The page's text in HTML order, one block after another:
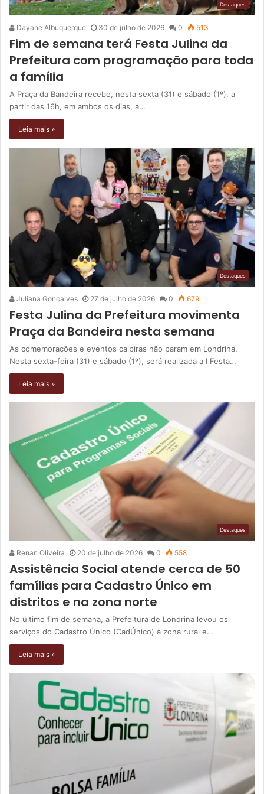
Destaques
Dayane Albuquerque 30 de julho de 2026 0 513
Fim de semana terá Festa Julina da
Prefeitura com programação para toda
a família
A Praça da Bandeira recebe, nesta sexta (31) e sábado (1º), a
partir das 16h, em ambos os dias, a…
Leia mais »
Destaques
Juliana Gonçalves 27 de julho de 2026 0 679
Festa Julina da Prefeitura movimenta
Praça da Bandeira nesta semana
As comemorações e eventos caipiras não param em Londrina.
Nesta sexta-feira (31) e sábado (1º), será realizada a I Festa…
Leia mais »
Destaques
Renan Oliveira 20 de julho de 2026 0 558
Assistência Social atende cerca de 50
famílias para Cadastro Único em
distritos e na zona norte
No último fim de semana, a Prefeitura de Londrina levou os
serviços do Cadastro Único (CadÚnico) à zona rural e…
Leia mais »